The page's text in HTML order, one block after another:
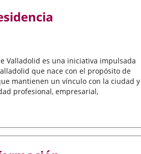
Valladolid es una iniciativa impulsada
que nace con el propósito de
mantienen un vínculo con la ciudad y
profesional, empresarial,